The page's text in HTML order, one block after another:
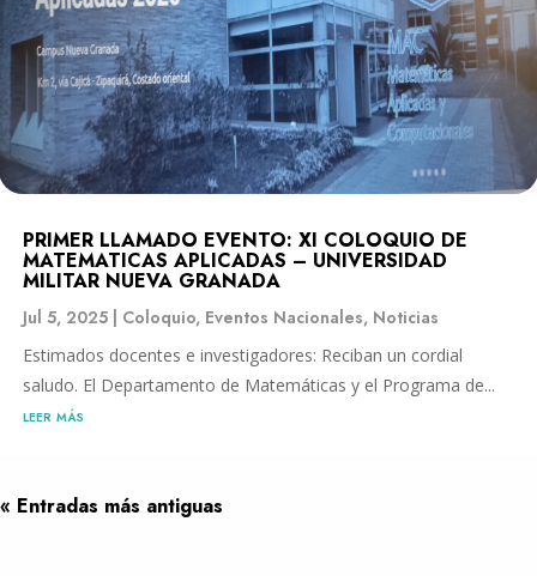
PRIMER LLAMADO EVENTO: XI COLOQUIO DE
MATEMATICAS APLICADAS – UNIVERSIDAD
MILITAR NUEVA GRANADA
Jul 5, 2025 | Coloquio, Eventos Nacionales, Noticias
Estimados docentes e investigadores: Reciban un cordial
saludo. El Departamento de Matemáticas y el Programa de...
leer más
« Entradas más antiguas